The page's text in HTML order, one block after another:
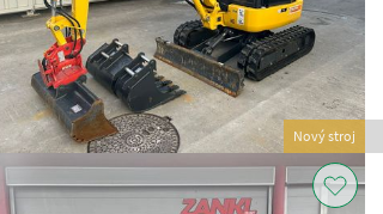
Nový stroj